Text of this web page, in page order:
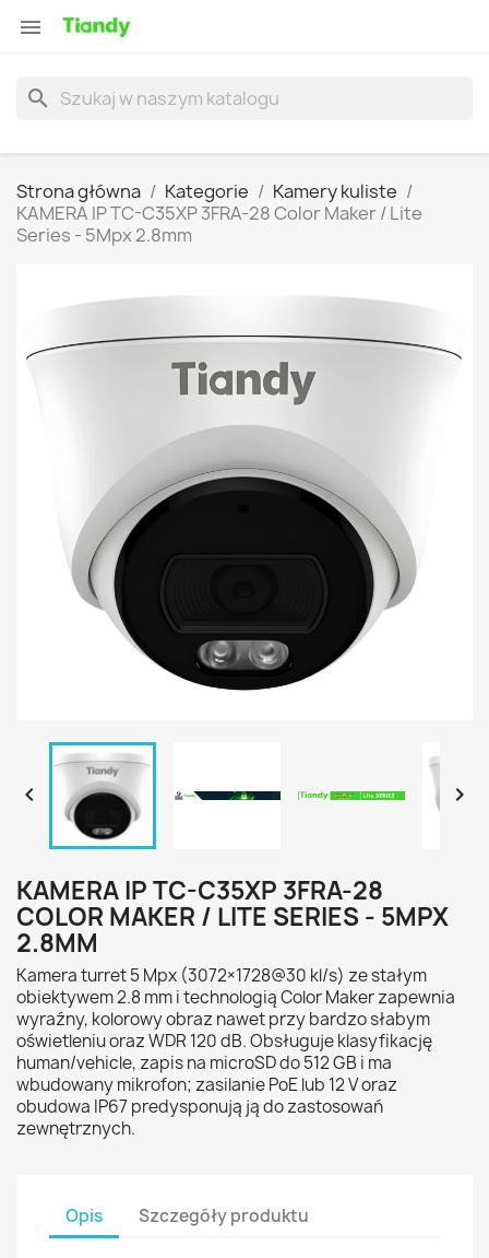

search
Strona główna Kategorie
Kamery kuliste
KAMERA IP TC-C35XP 3FRA-28 Color Maker / Lite
Series - 5Mpx 2.8mm
 
KAMERA IP TC-C35XP 3FRA-28
COLOR MAKER / LITE SERIES - 5MPX
2.8MM
Kamera turret 5 Mpx (3072×1728@30 kl/s) ze stałym
obiektywem 2.8 mm i technologią Color Maker zapewnia
wyraźny, kolorowy obraz nawet przy bardzo słabym
oświetleniu oraz WDR 120 dB. Obsługuje klasyfikację
human/vehicle, zapis na microSD do 512 GB i ma
wbudowany mikrofon; zasilanie PoE lub 12 V oraz
obudowa IP67 predysponują ją do zastosowań
zewnętrznych.
Opis Szczegóły produktu